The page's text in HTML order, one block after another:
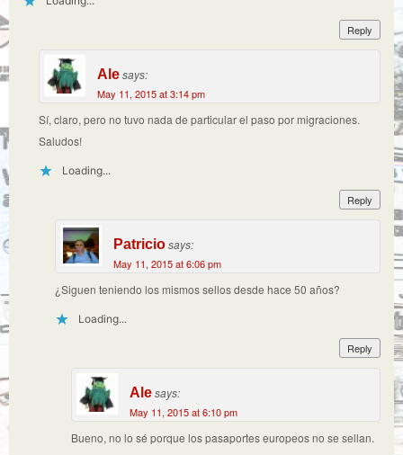
Reply
Alesays:
May 11, 2015 at 3:14 pm
Sí, claro, pero no tuvo nada de particular el paso por migraciones.
Saludos!
Loading...
Reply
Patriciosays:
May 11, 2015 at 6:06 pm
¿Siguen teniendo los mismos sellos desde hace 50 años?
Loading...
Reply
Alesays:
May 11, 2015 at 6:10 pm
Bueno, no lo sé porque los pasaportes europeos no se sellan.